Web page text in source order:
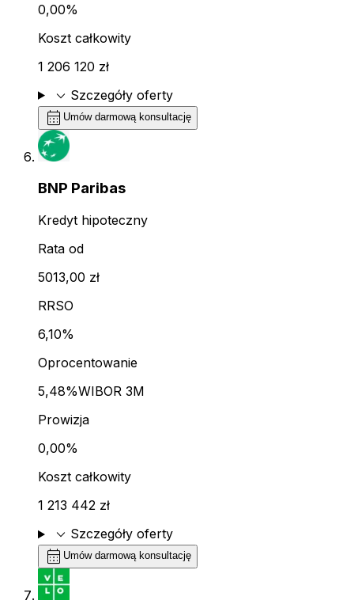
0,00%
Koszt całkowity
1 206 120 zł
expand_more Szczegóły oferty
calendar_month Umów darmową konsultację
BNP Paribas
Kredyt hipoteczny
Rata od
5013,00 zł
RRSO
6,10%
Oprocentowanie
5,48%WIBOR 3M
Prowizja
0,00%
Koszt całkowity
1 213 442 zł
expand_more Szczegóły oferty
calendar_month Umów darmową konsultację